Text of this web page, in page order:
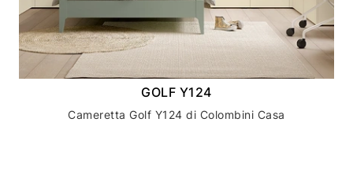
GOLF Y124
Cameretta Golf Y124 di Colombini Casa